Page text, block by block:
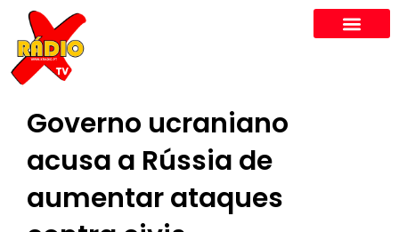
content
Governo ucraniano
acusa a Rússia de
aumentar ataques